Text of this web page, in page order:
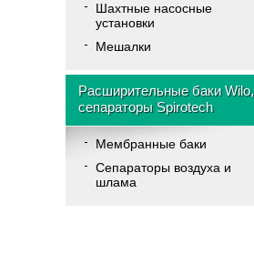
Шахтные насосные
установки
Мешалки
Расширительные баки Wilo,
сепараторы Spirotech
Мембранные баки
Cепараторы воздуха и
шлама